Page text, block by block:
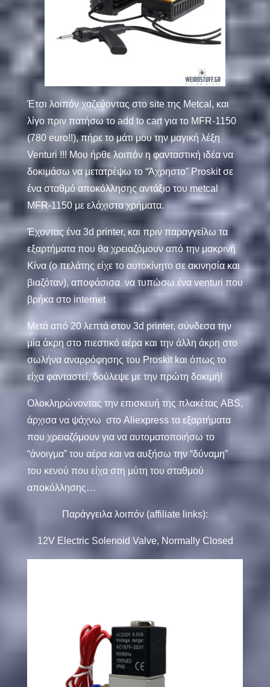
Έτσι λοιπόν χαζεύοντας στο site της Metcal, και
λίγο πριν πατήσω το add to cart για το MFR-1150
(780 euro!!), πήρε το μάτι μου την μαγική λέξη
Venturi !!! Μου ήρθε λοιπόν η φανταστική ιδέα να
δοκιμάσω να μετατρέψω το “Άχρηστο”Proskitσε
ένα σταθμό αποκόλλησης αντάξιο του metcal
MFR-1150 με ελάχιστα χρήματα.
Έχοντας ένα 3d printer, και πριν παραγγείλω τα
εξαρτήματα που θα χρειαζόμουν από την μακρινή
Κίνα (ο πελάτης είχε το αυτοκίνητο σε ακινησία και
βιαζόταν), αποφάσισα να τυπώσω ένα venturi που
βρήκα στο internet
Μετά από 20 λεπτά στον 3d printer, σύνδεσα την
μία άκρη στο πιεστικό αέρα και την άλλη άκρη στο
σωλήνα αναρρόφησης του Proskitkαι όπως το
είχα φανταστεί, δούλεψε με την πρώτη δοκιμή!
Ολοκληρώνοντας την επισκευή της πλακέτας ABS,
άρχισα να ψάχνω στο Aliexpress τα εξαρτήματα
που χρειαζόμουν για να αυτοματοποιήσω το
“άνοιγμα” του αέρα και να αυξήσω την “δύναμη”
του κενού που είχα στη μύτη του σταθμού
αποκόλλησης…
Παράγγειλα λοιπόν (affiliate links):
12V Electric Solenoid Valve, Normally Closed